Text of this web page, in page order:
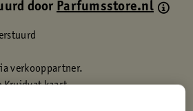
doorParfumsstore.nl
verkooppartner.
Kruidvat kaart